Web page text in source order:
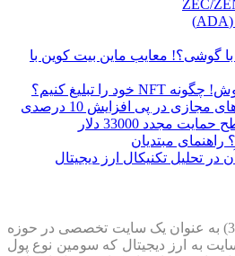
سایت سومین ارز (3Arz.com) به عنوان یک سایت تخصصی در حوزه
به ارز دیجیتال که سومین نوع پول